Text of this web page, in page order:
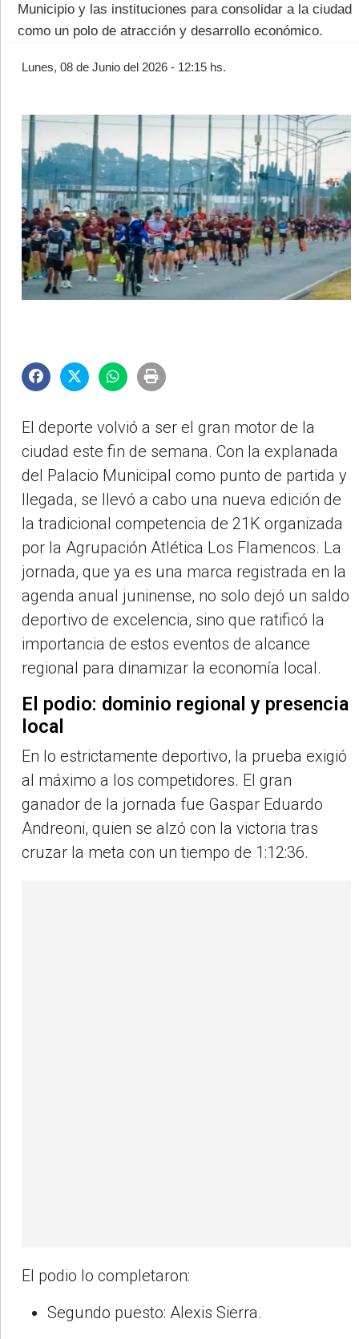
©2007/2026
Municipio y las instituciones para consolidar a la ciudad
como un polo de atracción y desarrollo económico.
Lunes, 08 de Junio del 2026 - 12:15 hs.
El deporte volvió a ser el gran motor de la
ciudad este fin de semana. Con la explanada
del Palacio Municipal como punto de partida y
llegada, se llevó a cabo una nueva edición de
la tradicional competencia de 21K organizada
por la Agrupación Atlética Los Flamencos. La
jornada, que ya es una marca registrada en la
agenda anual juninense, no solo dejó un saldo
deportivo de excelencia, sino que ratificó la
importancia de estos eventos de alcance
regional para dinamizar la economía local.
El podio: dominio regional y presencia
local
En lo estrictamente deportivo, la prueba exigió
al máximo a los competidores. El gran
ganador de la jornada fue Gaspar Eduardo
Andreoni, quien se alzó con la victoria tras
cruzar la meta con un tiempo de 1:12:36.
El podio lo completaron:
Segundo puesto: Alexis Sierra.